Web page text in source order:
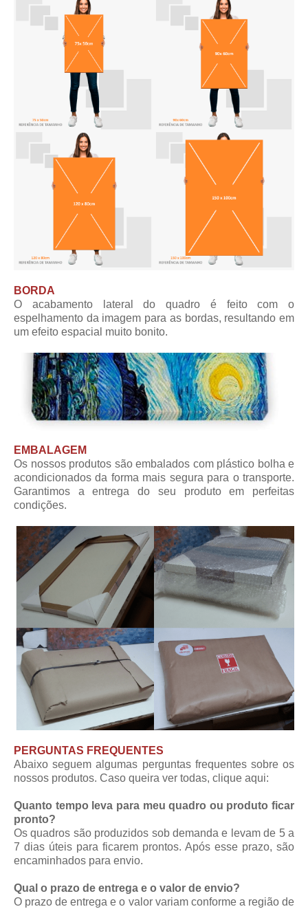
BORDA
O acabamento lateral do quadro é feito com o
espelhamento da imagem para as bordas, resultando em
um efeito espacial muito bonito.
EMBALAGEM
Os nossos produtos são embalados com plástico bolha e
acondicionados da forma mais segura para o transporte.
Garantimos a entrega do seu produto em perfeitas
condições.
PERGUNTAS FREQUENTES
Abaixo seguem algumas perguntas frequentes sobre os
nossos produtos. Caso queira ver todas, clique aqui:
Quanto tempo leva para meu quadro ou produto ficar
pronto?
Os quadros são produzidos sob demanda e levam de 5 a
7 dias úteis para ficarem prontos. Após esse prazo, são
encaminhados para envio.
Qual o prazo de entrega e o valor de envio?
O prazo de entrega e o valor variam conforme a região de